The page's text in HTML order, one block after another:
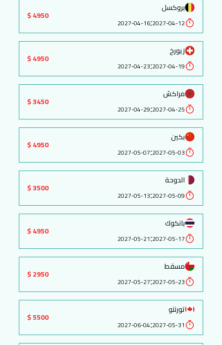
بروكسل
2027-04-12
:
2027-04-16
4950 $
زيورخ
2027-04-19
:
2027-04-23
4950 $
مراكش
2027-04-25
:
2027-04-29
3450 $
بكين
2027-05-03
:
2027-05-07
4950 $
الدوحة
2027-05-09
:
2027-05-13
3500 $
بانكوك
2027-05-17
:
2027-05-21
4950 $
مسقط
2027-05-23
:
2027-05-27
2950 $
تورنتو
2027-05-31
:
2027-06-04
5500 $